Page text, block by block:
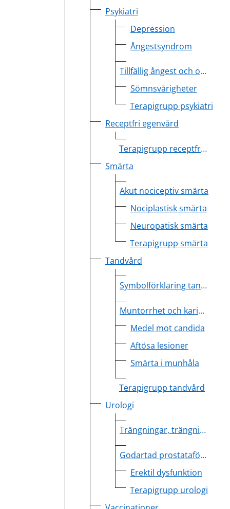
Psykiatri
Depression
Ångestsyndrom
Tillfällig ångest och oro
Sömnsvårigheter
Terapigrupp psykiatri
Receptfri egenvård
Terapigrupp receptfri egenvård
Smärta
Akut nociceptiv smärta
Nociplastisk smärta
Neuropatisk smärta
Terapigrupp smärta
Tandvård
Symbolförklaring tandsymbol
Muntorrhet och kariesprofylax
Medel mot candida
Aftösa lesioner
Smärta i munhåla
Terapigrupp tandvård
Urologi
Trängningar, trängningsinkontinens
Godartad prostataförstoring, LUTS (Lower Urinary Tract Symptoms).
Erektil dysfunktion
Terapigrupp urologi